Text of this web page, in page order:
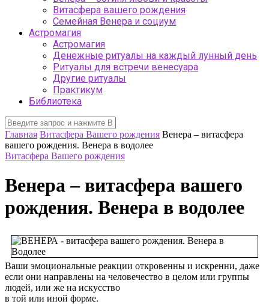
Витасфера вашего рождения
Семейная Венера и социум
Астромагия
Астромагия
Денежные ритуалы на каждый лунный день
Ритуалы для встречи венесуара
Другие ритуалы
Практикум
Библиотека
Главная Витасфера Вашего рождения Венера – витасфера
вашего рождения. Венера в водолее
Витасфера Вашего рождения
Венера – витасфера вашего
рождения. Венера в водолее
Ваши эмоциональные реакции откровенны и искренни, даже
если они направлены на человечество в целом или группы
людей, или же на искусство
в той или иной форме.